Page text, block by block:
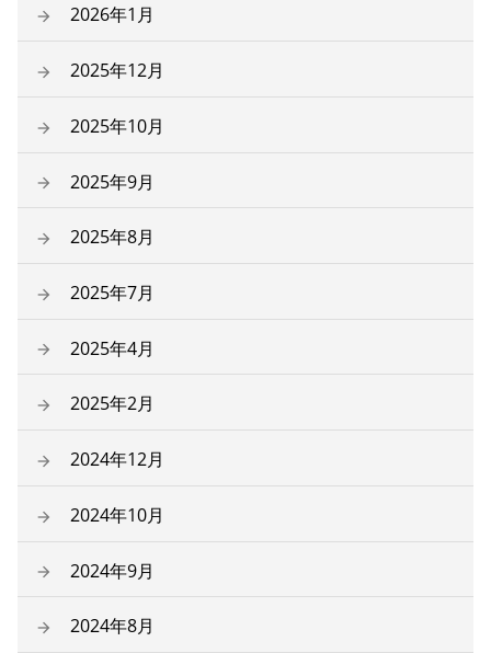
2026年1月
2025年12月
2025年10月
2025年9月
2025年8月
2025年7月
2025年4月
2025年2月
2024年12月
2024年10月
2024年9月
2024年8月